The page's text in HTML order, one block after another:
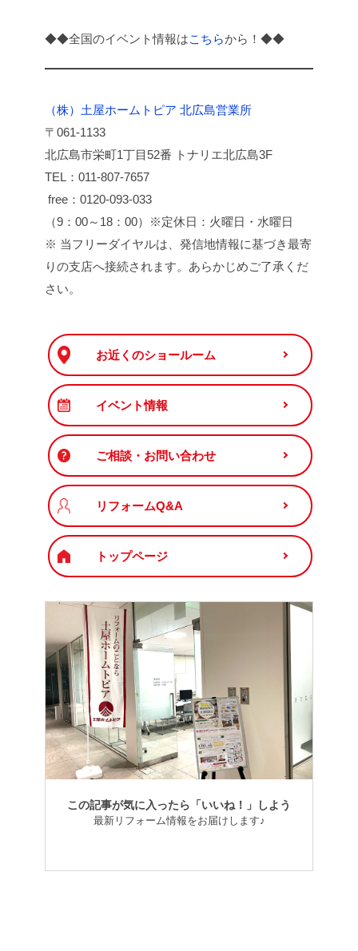
◆◆全国のイベント情報はこちらから！◆◆
（株）土屋ホームトピア 北広島営業所
〒061-1133
北広島市栄町1丁目52番 トナリエ北広島3F
TEL：011-807-7657
free：0120-093-033
（9：00～18：00）※定休日：火曜日・水曜日
※ 当フリーダイヤルは、発信地情報に基づき最寄
りの支店へ接続されます。あらかじめご了承くだ
さい。
お近くのショールーム
イベント情報
ご相談・お問い合わせ
リフォームQ&A
トップページ
この記事が気に入ったら「いいね！」しよう
最新リフォーム情報をお届けします♪